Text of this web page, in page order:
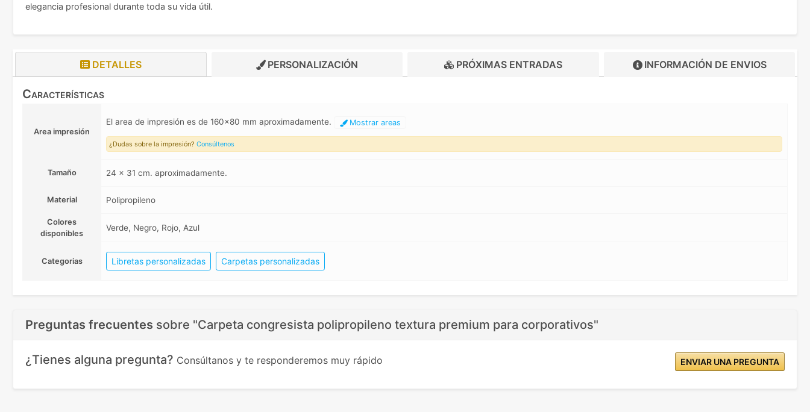
elegancia profesional durante toda su vida útil.
DETALLES PERSONALIZACIÓN PRÓXIMAS ENTRADAS INFORMACIÓN DE ENVIOS
Características
Area impresión
El area de impresión es de 160x80 mm aproximadamente. Mostrar areas
¿Dudas sobre la impresión? Consúltenos
Tamaño 24 x 31 cm. aproximadamente.
Material Polipropileno
Colores
disponibles
Verde, Negro, Rojo, Azul
Categorias Libretas personalizadas Carpetas personalizadas
Preguntas frecuentes sobre "Carpeta congresista polipropileno textura premium para corporativos"
¿Tienes alguna pregunta? Consúltanos y te responderemos muy rápido ENVIAR UNA PREGUNTA